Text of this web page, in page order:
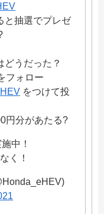
と抽選でプレゼ
どうだった？
フォロー
をつけて投
円分があたる?
中！
く！